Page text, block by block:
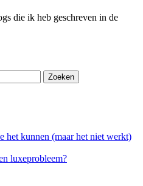
die ik heb geschreven in de
het kunnen (maar het niet werkt)
luxeprobleem?